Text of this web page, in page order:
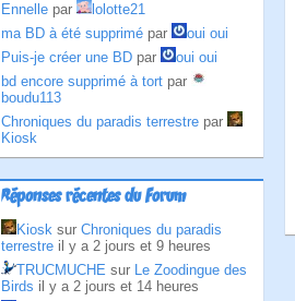
Ennelle par
lolotte21
ma BD à été supprimé par
oui oui
Puis-je créer une BD par
oui oui
bd encore supprimé à tort par
boudu113
Chroniques du paradis terrestre par
Kiosk
Réponses récentes du Forum
Kiosk sur Chroniques du paradis
terrestre il y a 2 jours et 9 heures
TRUCMUCHE sur Le Zoodingue des
Birds il y a 2 jours et 14 heures